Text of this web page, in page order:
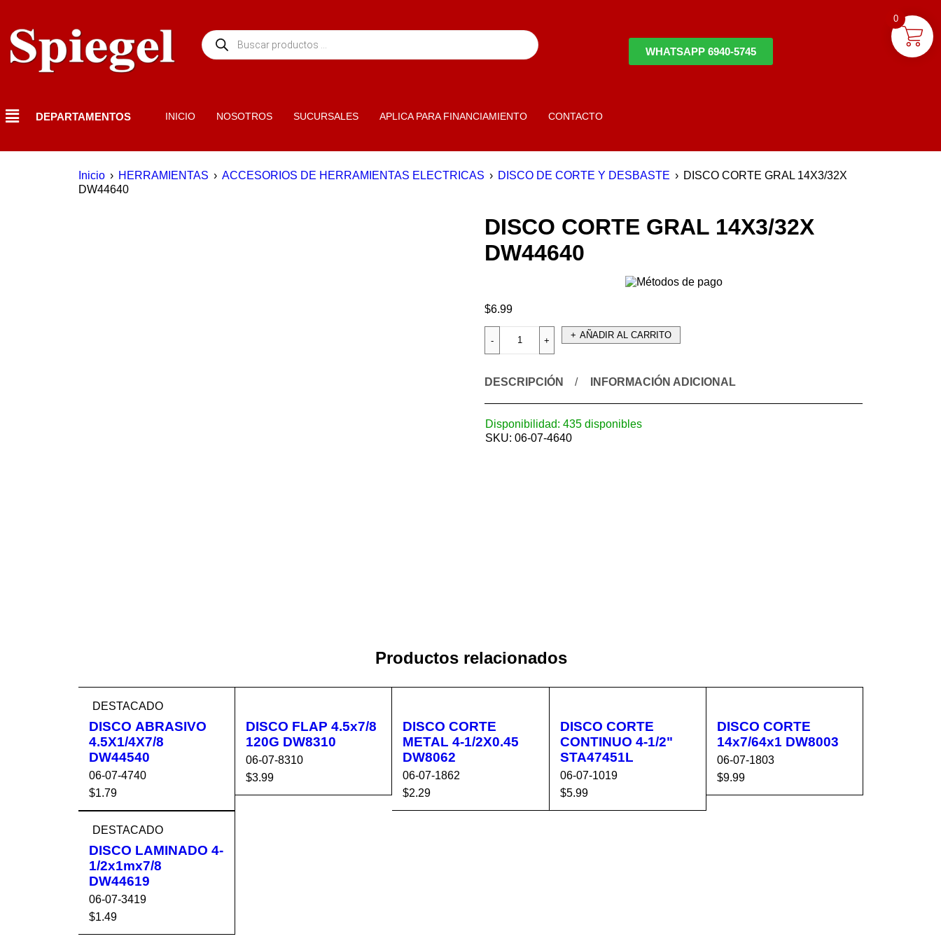
WHATSAPP 6940-5745
DEPARTAMENTOS INICIO NOSOTROS SUCURSALES APLICA PARA FINANCIAMIENTO CONTACTO
Inicio › HERRAMIENTAS › ACCESORIOS DE HERRAMIENTAS ELECTRICAS › DISCO DE CORTE Y DESBASTE › DISCO CORTE GRAL 14X3/32X
DW44640
DISCO CORTE GRAL 14X3/32X
DW44640
$6.99
AÑADIR AL CARRITO
DESCRIPCIÓN INFORMACIÓN ADICIONAL
Disponibilidad: 435 disponibles
SKU: 06-07-4640
Productos relacionados
DESTACADO
DISCO ABRASIVO
4.5X1/4X7/8
DW44540
06-07-4740
$1.79
AÑADIR AL CA
RRITO
VISTA
DISCO FLAP 4.5x7/8
120G DW8310
06-07-8310
$3.99
AÑADIR AL CA
VISTA
DISCO CORTE
METAL 4-1/2X0.45
DW8062
06-07-1862
$2.29
AÑADIR AL CA
VISTA
DISCO CORTE
CONTINUO 4-1/2"
STA47451L
06-07-1019
$5.99
AÑADIR AL CA
VISTA
DISCO CORTE
14x7/64x1 DW8003
06-07-1803
$9.99
AÑADIR AL CA
VISTA
DESTACADO
DISCO LAMINADO 4-
1/2x1mx7/8
DW44619
06-07-3419
$1.49
AÑADIR AL CA
VISTA
0